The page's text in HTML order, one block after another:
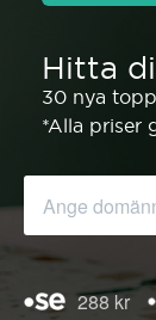
Hitta
30 nya
*Alla priser
288 kr